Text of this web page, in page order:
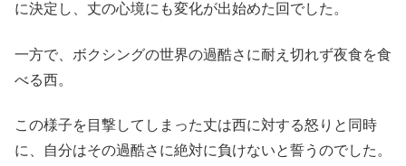
に決定し、丈の心境にも変化が出始めた回でした。
一方で、ボクシングの世界の過酷さに耐え切れず夜食を食
べる西。
この様子を目撃してしまった丈は西に対する怒りと同時
に、自分はその過酷さに絶対に負けないと誓うのでした。